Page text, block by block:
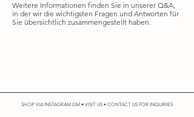
​Weitere Informationen finden Sie in unserer Q&A,
in der wir die wichtigsten Fragen und Antworten für
Sie übersichtlich zusammengestellt haben.
SHOP VIA INSTAGRAM DM • VISIT US • CONTACT US FOR INQUIRIES